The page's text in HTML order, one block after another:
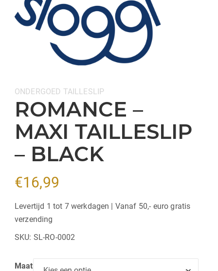
Categorieën:
ONDERGOED TAILLESLIP
ROMANCE –
MAXI TAILLESLIP
– BLACK
€16,99
Levertijd 1 tot 7 werkdagen | Vanaf 50,- euro gratis
verzending
SKU: SL-RO-0002
Maat